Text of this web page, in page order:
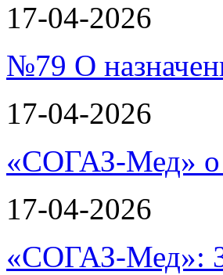
17-04-2026
№79 О
17-04-2026
«СОГАЗ-Мед»
17-04-2026
«СОГАЗ-Мед»: